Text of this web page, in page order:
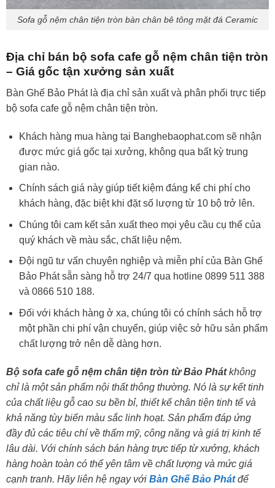
Sofa gỗ nệm chân tiện tròn bàn chân bê tông mặt đá Ceramic
Địa chỉ bán bộ sofa cafe gỗ nệm chân tiện tròn
– Giá gốc tận xưởng sản xuất
Bàn Ghế Bảo Phát là địa chỉ sản xuất và phân phối trực tiếp
bộ sofa cafe gỗ nệm chân tiện tròn.
Khách hàng mua hàng tại Banghebaophat.com sẽ nhận
được mức giá gốc tại xưởng, không qua bất kỳ trung
gian nào.
Chính sách giá này giúp tiết kiệm đáng kể chi phí cho
khách hàng, đặc biệt khi đặt số lượng từ 10 bộ trở lên.
Chúng tôi cam kết sản xuất theo mọi yêu cầu cụ thể của
quý khách về màu sắc, chất liệu nệm.
Đội ngũ tư vấn chuyên nghiệp và miễn phí của Bàn Ghế
Bảo Phát sẵn sàng hỗ trợ 24/7 qua hotline 0899 511 388
và 0866 510 188.
Đối với khách hàng ở xa, chúng tôi có chính sách hỗ trợ
một phần chi phí vận chuyển, giúp việc sở hữu sản phẩm
chất lượng trở nên dễ dàng hơn.
Bộ sofa cafe gỗ nệm chân tiện tròn từ Bảo Phátkhông
chỉ là một sản phẩm nội thất thông thường. Nó là sự kết tinh
của chất liệu gỗ cao su bền bỉ, thiết kế chân tiện tinh tế và
khả năng tùy biến màu sắc linh hoạt. Sản phẩm đáp ứng
đầy đủ các tiêu chí về thẩm mỹ, công năng và giá trị kinh tế
lâu dài. Với chính sách bán hàng trực tiếp từ xưởng, khách
hàng hoàn toàn có thể yên tâm về chất lượng và mức giá
cạnh tranh. Hãy liên hệ ngay với Bàn Ghế Bảo Phátđể